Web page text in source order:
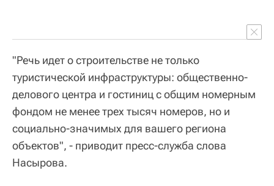
"Речь идет о строительстве не только
туристической инфраструктуры: общественно-
делового центра и гостиниц с общим номерным
фондом не менее трех тысяч номеров, но и
социально-значимых для вашего региона
объектов", - приводит пресс-служба слова
Насырова.